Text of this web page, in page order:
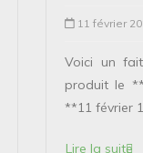
11 février
Voici un
produit le
**11 février
Lire la suite